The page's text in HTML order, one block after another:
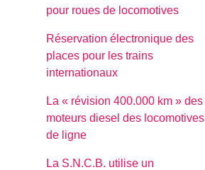
pour roues de locomotives
Réservation électronique des
places pour les trains
internationaux
La « révision 400.000 km » des
moteurs diesel des locomotives
de ligne
La S.N.C.B. utilise un